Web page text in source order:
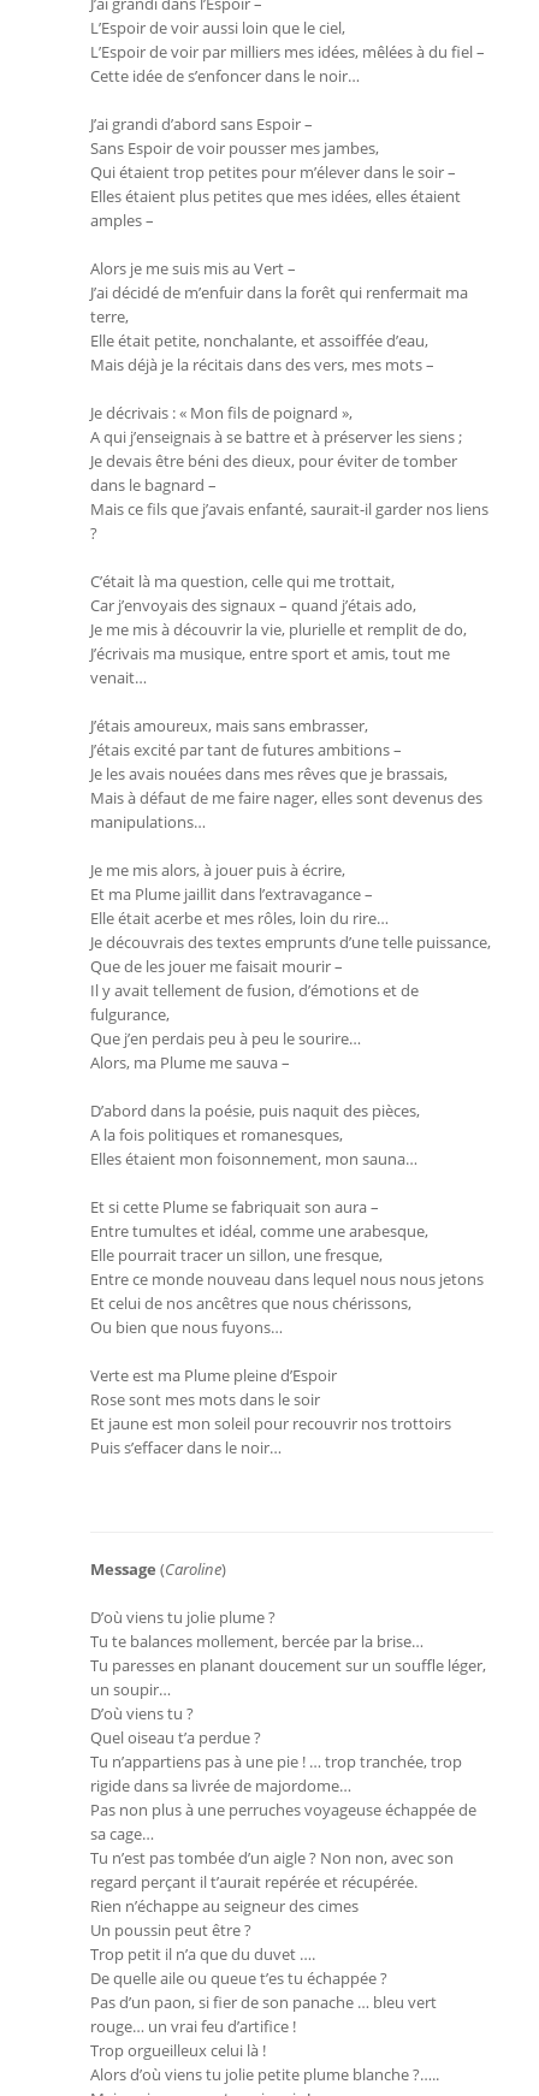
L’Espoir de voir aussi loin que le ciel,
L’Espoir de voir par milliers mes idées, mêlées à du fiel –
Cette idée de s’enfoncer dans le noir…
J’ai grandi d’abord sans Espoir –
Sans Espoir de voir pousser mes jambes,
Qui étaient trop petites pour m’élever dans le soir –
Elles étaient plus petites que mes idées, elles étaient
amples –
Alors je me suis mis au Vert –
J’ai décidé de m’enfuir dans la forêt qui renfermait ma
terre,
Elle était petite, nonchalante, et assoiffée d’eau,
Mais déjà je la récitais dans des vers, mes mots –
Je décrivais : « Mon fils de poignard »,
A qui j’enseignais à se battre et à préserver les siens ;
Je devais être béni des dieux, pour éviter de tomber
dans le bagnard –
Mais ce fils que j’avais enfanté, saurait-il garder nos liens
?
C’était là ma question, celle qui me trottait,
Car j’envoyais des signaux – quand j’étais ado,
Je me mis à découvrir la vie, plurielle et remplit de do,
J’écrivais ma musique, entre sport et amis, tout me
venait…
J’étais amoureux, mais sans embrasser,
J’étais excité par tant de futures ambitions –
Je les avais nouées dans mes rêves que je brassais,
Mais à défaut de me faire nager, elles sont devenus des
manipulations…
Je me mis alors, à jouer puis à écrire,
Et ma Plume jaillit dans l’extravagance –
Elle était acerbe et mes rôles, loin du rire…
Je découvrais des textes emprunts d’une telle puissance,
Que de les jouer me faisait mourir –
Il y avait tellement de fusion, d’émotions et de
fulgurance,
Que j’en perdais peu à peu le sourire…
Alors, ma Plume me sauva –
D’abord dans la poésie, puis naquit des pièces,
A la fois politiques et romanesques,
Elles étaient mon foisonnement, mon sauna…
Et si cette Plume se fabriquait son aura –
Entre tumultes et idéal, comme une arabesque,
Elle pourrait tracer un sillon, une fresque,
Entre ce monde nouveau dans lequel nous nous jetons
Et celui de nos ancêtres que nous chérissons,
Ou bien que nous fuyons…
Verte est ma Plume pleine d’Espoir
Rose sont mes mots dans le soir
Et jaune est mon soleil pour recouvrir nos trottoirs
Puis s’effacer dans le noir…
Message (Caroline)
D’où viens tu jolie plume ?
Tu te balances mollement, bercée par la brise…
Tu paresses en planant doucement sur un souffle léger,
un soupir…
D’où viens tu ?
Quel oiseau t’a perdue ?
Tu n’appartiens pas à une pie ! … trop tranchée, trop
rigide dans sa livrée de majordome…
Pas non plus à une perruches voyageuse échappée de
sa cage…
Tu n’est pas tombée d’un aigle ? Non non, avec son
regard perçant il t’aurait repérée et récupérée.
Rien n’échappe au seigneur des cimes
Un poussin peut être ?
Trop petit il n’a que du duvet ….
De quelle aile ou queue t’es tu échappée ?
Pas d’un paon, si fier de son panache … bleu vert
rouge… un vrai feu d’artifice !
Trop orgueilleux celui là !
Alors d’où viens tu jolie petite plume blanche ?…..